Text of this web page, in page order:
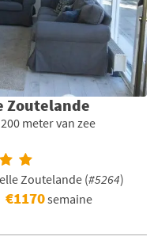
Zoutelande
meter van zee
Zoutelande (#5264)
€1170semaine